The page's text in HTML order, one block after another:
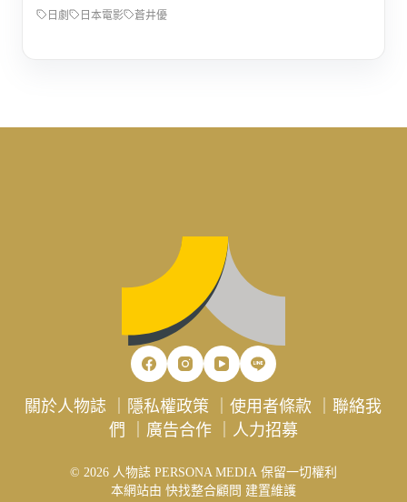
日劇 日本電影 蒼井優
關於人物誌 隱私權政策 ｜使用者條款 ｜聯絡我
們
廣告合作｜ 人力招募
© 2026 人物誌 PERSONA MEDIA 保留一切權利
本網站由 快找整合顧問 建置維護